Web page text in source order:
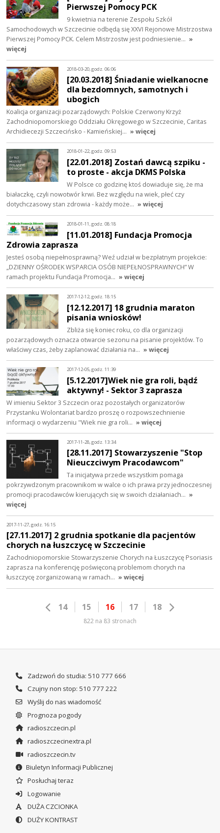
Pierwszej Pomocy PCK
9 kwietnia na terenie Zespołu Szkół
Samochodowych w Szczecinie odbędą się XXVI Rejonowe Mistrzostwa
Pierwszej Pomocy PCK. Celem Mistrzostw jest podniesienie… »
więcej
2018-03-20, godz. 06:06
[20.03.2018] Śniadanie wielkanocne
dla bezdomnych, samotnych i
ubogich
Koalicja organizacji pozarządowych: Polskie Czerwony Krzyż
Zachodniopomorskiego Oddziału Okręgowego w Szczecinie, Caritas
Archidiecezji Szczecińsko - Kamieńskiej… » więcej
2018-01-22, godz. 09:53
[22.01.2018] Zostań dawcą szpiku -
to proste - akcja DKMS Polska
W Polsce co godzinę ktoś dowiaduje się, że ma
białaczkę, czyli nowotwór krwi. Bez względu na wiek, płeć czy
dotychczasowy stan zdrowia - każdy może… » więcej
2018-01-11, godz. 08:18
[11.01.2018] Fundacja Promocja
Zdrowia zaprasza
Jesteś osobą niepełnosprawną? Weź udział w bezpłatnym projekcie:
„DZIENNY OŚRODEK WSPARCIA OSÓB NIEPEŁNOSPRAWNYCH” W
ramach projektu Fundacja Promocja… » więcej
2017-12-12, godz. 18:15
[12.12.2017] 18 grudnia maraton
pisania wniosków!
Zbliża się koniec roku, co dla organizacji
pozarządowych oznacza otwarcie sezonu na pisanie projektów. To
właściwy czas, żeby zaplanować działania na… » więcej
2017-12-05, godz. 11:39
[5.12.2017]Wiek nie gra roli, bądź
aktywny! - Sektor 3 zaprasza
W imieniu Sektor 3 Szczecin oraz pozostałych organizatorów
Przystanku Wolontariat bardzo proszę o rozpowszechnienie
informacji o wydarzeniu "Wiek nie gra roli… » więcej
2017-11-28, godz. 13:34
[28.11.2017] Stowarzyszenie "Stop
Nieuczciwym Pracodawcom"
Ta inicjatywa przede wszystkim pomaga
pokrzywdzonym pracownikom w walce o ich prawa przy jednoczesnej
promocji pracodawców kierujących się w swoich działaniach… »
więcej
2017-11-27, godz. 16:15
[27.11.2017] 2 grudnia spotkanie dla pacjentów
chorych na łuszczycę w Szczecinie
Zachodniopomorskie Stowarzyszenie Chorych na Łuszczycę Psoriasis
zaprasza na konferencję poświęconą problemom chorych na
łuszczycę zorganizowaną w ramach… » więcej
14 15 16 17 18
822 na 83 stronach
Zadzwoń do studia: 510 777 666
Czujny non stop: 510 777 222
Wyślij do nas wiadomość
Prognoza pogody
radioszczecin.pl
radioszczecinextra.pl
radioszczecin.tv
Biuletyn Informacji Publicznej
Posłuchaj teraz
Logowanie
DUŻA CZCIONKA
DUŻY KONTRAST